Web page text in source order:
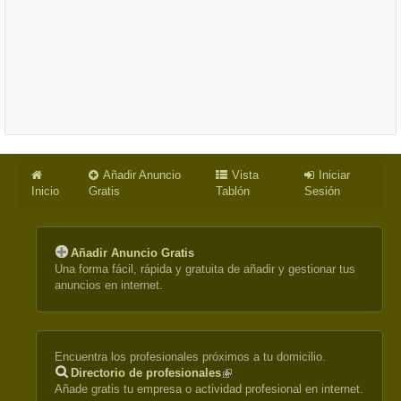
Inicio
Añadir Anuncio
Gratis
Vista
Tablón
Iniciar
Sesión
Añadir Anuncio Gratis
Una forma fácil, rápida y gratuita de añadir y gestionar tus
anuncios en internet.
Encuentra los profesionales próximos a tu domicilio.
Directorio de profesionales(link
is
Añade gratis tu empresa o actividad profesional en internet.